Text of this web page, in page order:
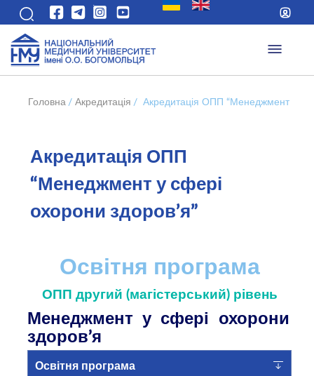
Головна / Акредитація / Акредитація ОПП “Менеджмент у
Акредитація ОПП
“Менеджмент у сфері
охорони здоров’я”
Освітня програма
ОПП другий (магістерський) рівень
Менеджмент у сфері охорони
здоров’я
Освітня програма